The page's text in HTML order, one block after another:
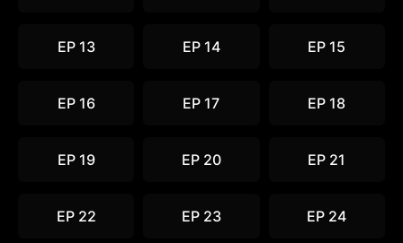
EP 13 EP 14 EP 15
EP 16 EP 17 EP 18
EP 19 EP 20 EP 21
EP 22 EP 23 EP 24